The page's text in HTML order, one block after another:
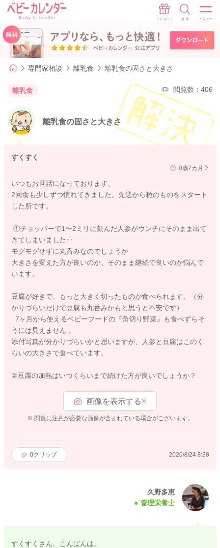
専門家相談 離乳食 離乳食の固さと大きさ
離乳食 閲覧数：406
離乳食の固さと大きさ
すくすく
0歳7カ月
いつもお世話になっております。
2回食も少しずつ慣れてきました。先週から粒のものをスタート
した所です。
①チョッパーで1〜2ミリに刻んだ人参がウンチにそのまま出て
きてしまいました‥
モグモグせずに丸呑みなのでしょうか
大きさを変えた方が良いのか、そのまま継続で良いのか悩んで
います。
豆腐が好きで、もっと大きく切ったものが食べられます。（分
かりづらいだけで豆腐も丸呑みかもと思うと不安です）
7ヶ月から使えるベビーフードの『角切り野菜』も食べずらそ
うには見えません 。
添付写真が分かりづらいかと思いますが、人参と豆腐はこのく
らいの大きさで食べています。
②豆腐の加熱はいつくらいまで続けた方が良いでしょうか？
画像を表示する※
※ 閲覧に注意が必要な画像が含まれている場合がございます。
0クリップ 2020/8/24 8:38
久野多恵
管理栄養士
すくすくさん、こんばんは。